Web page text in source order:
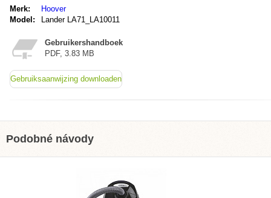
Merk:
Hoover
Model:
Lander LA71_LA10011
Gebruikershandboek
PDF, 3.83 MB
Gebruiksaanwijzing downloaden
Podobné návody